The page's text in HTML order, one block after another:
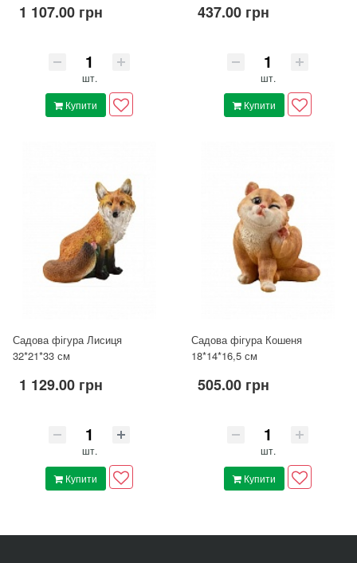
1 107.00 грн
шт.
Купити
437.00 грн
шт.
Купити
Садова фігура Лисиця
32*21*33 см
1 129.00 грн
шт.
Купити
Садова фігура Кошеня
18*14*16,5 см
505.00 грн
шт.
Купити